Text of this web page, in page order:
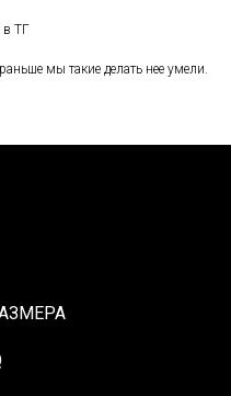
в ТГ
мы такие делать нее умели.